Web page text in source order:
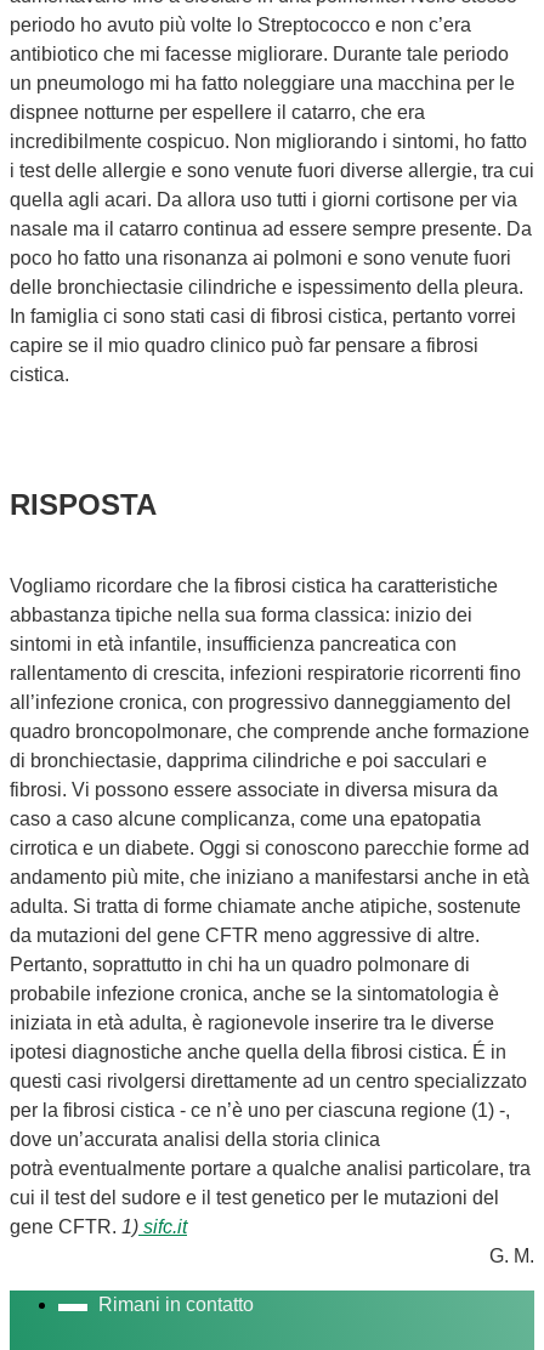
periodo ho avuto più volte lo Streptococco e non c’era
antibiotico che mi facesse migliorare. Durante tale periodo
un pneumologo mi ha fatto noleggiare una macchina per le
dispnee notturne per espellere il catarro, che era
incredibilmente cospicuo. Non migliorando i sintomi, ho fatto
i test delle allergie e sono venute fuori diverse allergie, tra cui
quella agli acari. Da allora uso tutti i giorni cortisone per via
nasale ma il catarro continua ad essere sempre presente. Da
poco ho fatto una risonanza ai polmoni e sono venute fuori
delle bronchiectasie cilindriche e ispessimento della pleura.
In famiglia ci sono stati casi di fibrosi cistica, pertanto vorrei
capire se il mio quadro clinico può far pensare a fibrosi
cistica.
RISPOSTA
Vogliamo ricordare che la fibrosi cistica ha caratteristiche
abbastanza tipiche nella sua forma classica: inizio dei
sintomi in età infantile, insufficienza pancreatica con
rallentamento di crescita, infezioni respiratorie ricorrenti fino
all’infezione cronica, con progressivo danneggiamento del
quadro broncopolmonare, che comprende anche formazione
di bronchiectasie, dapprima cilindriche e poi sacculari e
fibrosi. Vi possono essere associate in diversa misura da
caso a caso alcune complicanza, come una epatopatia
cirrotica e un diabete. Oggi si conoscono parecchie forme ad
andamento più mite, che iniziano a manifestarsi anche in età
adulta. Si tratta di forme chiamate anche atipiche, sostenute
da mutazioni del gene CFTR meno aggressive di altre.
Pertanto, soprattutto in chi ha un quadro polmonare di
probabile infezione cronica, anche se la sintomatologia è
iniziata in età adulta, è ragionevole inserire tra le diverse
ipotesi diagnostiche anche quella della fibrosi cistica. É in
questi casi rivolgersi direttamente ad un centro specializzato
per la fibrosi cistica - ce n’è uno per ciascuna regione (1) -,
dove un’accurata analisi della storia clinica
potrà eventualmente portare a qualche analisi particolare, tra
cui il test del sudore e il test genetico per le mutazioni del
gene CFTR. 1) sifc.it
G. M.
Rimani in contatto